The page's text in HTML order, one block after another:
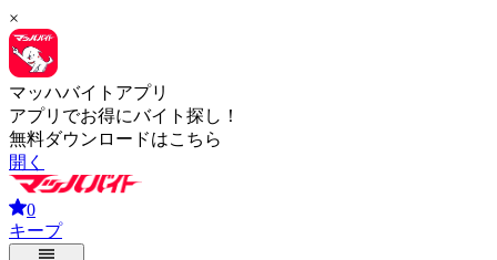
×
マッハバイトアプリ
アプリでお得にバイト探し！
無料ダウンロードはこちら
開く
0
キープ